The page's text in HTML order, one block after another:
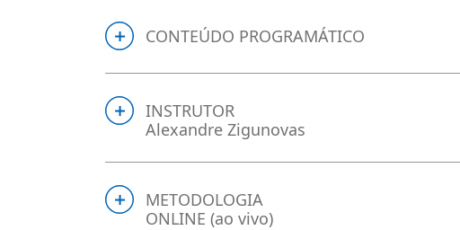
CONTEÚDO PROGRAMÁTICO
INSTRUTOR
Alexandre Zigunovas
METODOLOGIA
ONLINE (ao vivo)